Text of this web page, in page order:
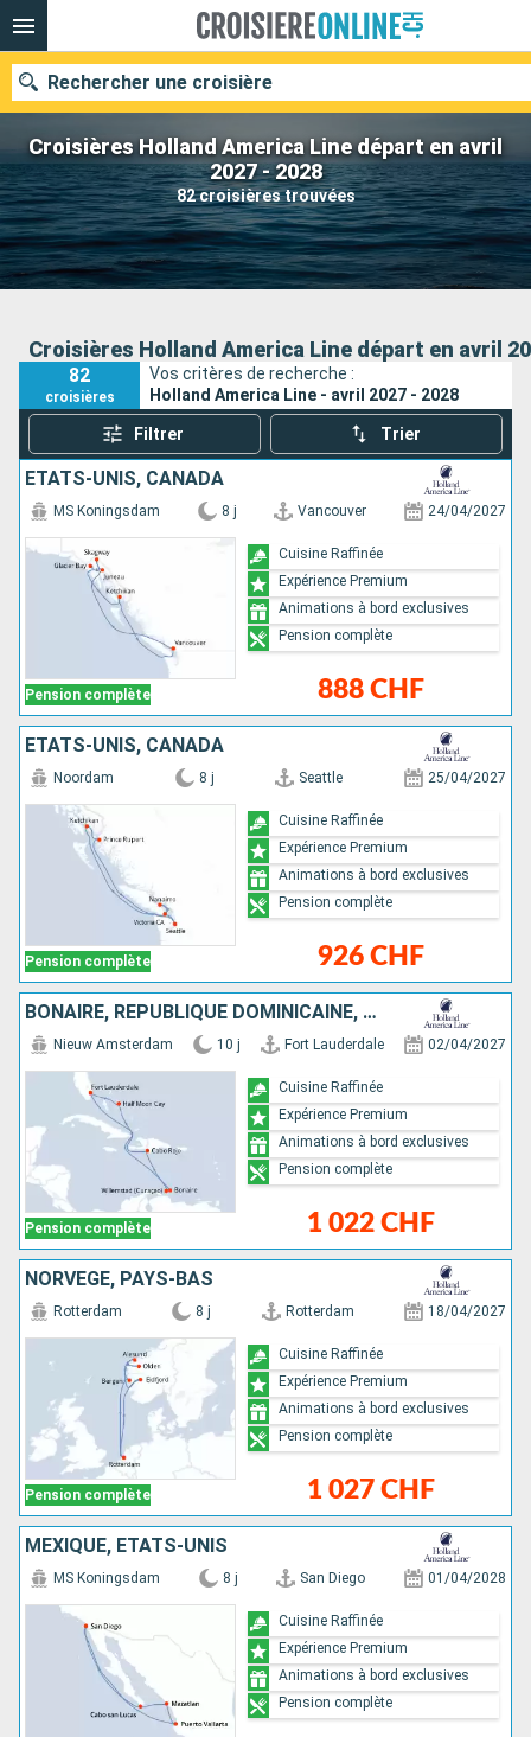
Croisières Holland America Line départ en avril
2027 - 2028
82 croisières trouvées
Rechercher une croisière
Nos destinations
Mois de départ
Rechercher
Croisières Holland America Line départ en avril
82
croisières
Vos critères de recherche :
Holland America Line - avril 2027 - 2028
Filtrer Trier
ÉTATS-UNIS, CANADA
Pension complète
MS Koningsdam 8 j Vancouver 24/04/2027
888 CHF
Cuisine Raffinée
Expérience Premium
Animations à bord exclusives
Pension complète
ÉTATS-UNIS, CANADA
Pension complète
Noordam 8 j Seattle 25/04/2027
926 CHF
Cuisine Raffinée
Expérience Premium
Animations à bord exclusives
Pension complète
BONAIRE, RÉPUBLIQUE DOMINICAINE, BAHAMAS, ÉTATS-UNIS
Pension complète
Nieuw Amsterdam 10 j Fort Lauderdale 02/04/2027
1 022 CHF
Cuisine Raffinée
Expérience Premium
Animations à bord exclusives
Pension complète
NORVÈGE, PAYS-BAS
Pension complète
Rotterdam 8 j Rotterdam 18/04/2027
1 027 CHF
Cuisine Raffinée
Expérience Premium
Animations à bord exclusives
Pension complète
MEXIQUE, ÉTATS-UNIS
MS Koningsdam 8 j San Diego 01/04/2028
Cuisine Raffinée
Expérience Premium
Animations à bord exclusives
Pension complète